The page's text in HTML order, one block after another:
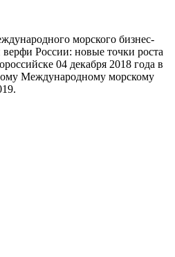
морского бизнес-
России: новые точки роста
04 декабря 2018 года в
Международному морскому